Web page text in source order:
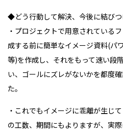
◆どう行動して解決、今後に結び
・プロジェクトで用意されている
成する前に簡単なイメージ資料(パ
等)を作成し、それをもって速い段
い、ゴールにズレがないかを都度
た。
・これでもイメージに乖離が生じ
の工数、期間にもよりますが、実